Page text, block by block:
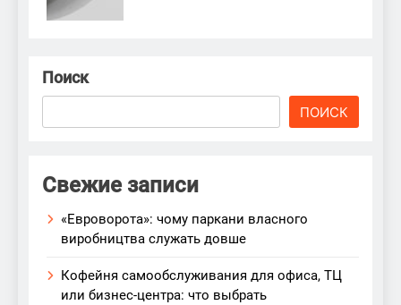
Поиск
ПОИСК
Свежие записи
«Евроворота»: чому паркани власного
виробництва служать довше
Кофейня самообслуживания для офиса, ТЦ
или бизнес-центра: что выбрать